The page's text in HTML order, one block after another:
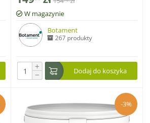
W magazynie
Botament
267 produkty
+
− Dodaj do koszyka
-3%